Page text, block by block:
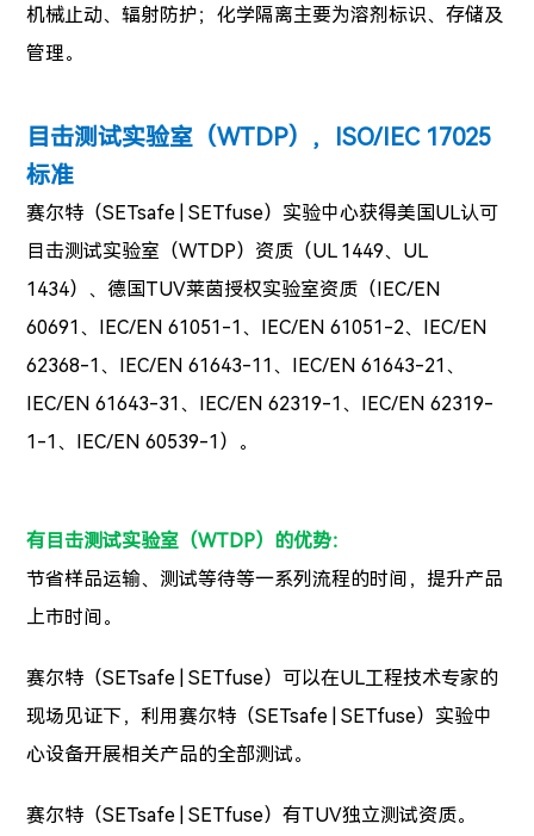
机械止动、辐射防护；化学隔离主要为溶剂标识、存储及
管理。
目击测试实验室（WTDP）， ISO/IEC 17025
标准
赛尔特 （SETsafe | SETfuse）实验中心获得美国UL认可
目击测试实验室（WTDP）资质（UL 1449、UL
1434）、德国TUV莱茵授权实验室资质（IEC/EN
60691、IEC/EN 61051-1、IEC/EN 61051-2、IEC/EN
62368-1、IEC/EN 61643-11、IEC/EN 61643-21、
IEC/EN 61643-31、IEC/EN 62319-1、IEC/EN 62319-
1-1、IEC/EN 60539-1）。
有目击测试实验室（WTDP）的优势：
节省样品运输、测试等待等一系列流程的时间，提升产品
上市时间。
赛尔特 （SETsafe | SETfuse）可以在UL工程技术专家的
现场见证下，利用赛尔特 （SETsafe | SETfuse）实验中
心设备开展相关产品的全部测试。
赛尔特 （SETsafe | SETfuse）有TUV独立测试资质。